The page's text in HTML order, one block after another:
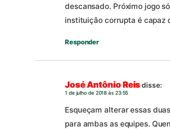
descansado. Próximo jogo
instituição corrupta é capaz
Responder
José Antônio Reisdisse:
1 de julho de 2018 às 23:55
Esqueçam alterar essas
para ambas as equipes.